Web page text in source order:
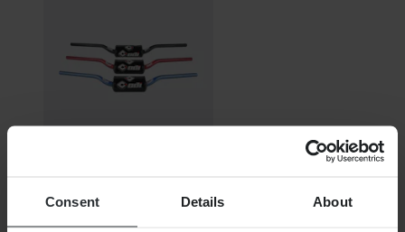
Consent Details About
2 459,00 Kč